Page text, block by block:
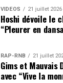
VIDEOS 21 juillet 2026
Hoshi dévoile le
“Pleurer en
RAP-RNB 21 juillet
Gims et Mauvais
avec “Vive la